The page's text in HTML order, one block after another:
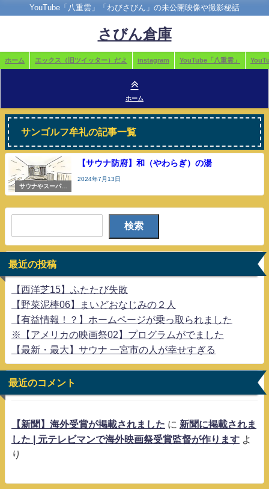
YouTube「八重雲」「わびさびん」の未公開映像や撮影秘話
さびん倉庫
ホーム エックス（旧ツイッター）だよ instagram YouTube「八重雲」
ホーム
サンゴルフ牟礼の記事一覧
サウナやスーパー
銭湯
【サウナ防府】和（やわらぎ）の湯
2024年7月13日
検索
最近の投稿
【西洋芝15】ふたたび失敗
【野菜泥棒06】まいどおなじみの２人
【有益情報！？】ホームページが乗っ取られました
※【アメリカの映画祭02】プログラムがでました
【最新・最大】サウナ 一宮市の人が幸せすぎる
最近のコメント
【新聞】海外受賞が掲載されました に 新聞に掲載されま
した | 元テレビマンで海外映画祭受賞監督が作ります よ
り